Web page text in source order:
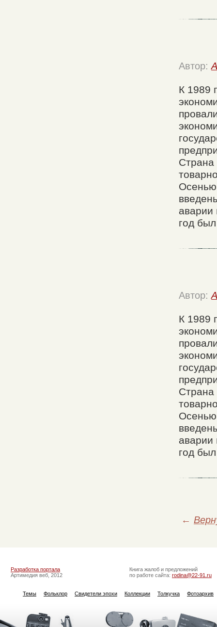
Автор:
К 1989
Страна
Осенью
аварии
год
Автор:
К 1989
Страна
Осенью
аварии
год
←
Разработка портала
Артимедия веб, 2012
Книга жалоб и предложений
по работе сайта: rodina@22-91.ru
Темы Фольклор Свидетели эпохи Коллекции Толкучка Фотоархив